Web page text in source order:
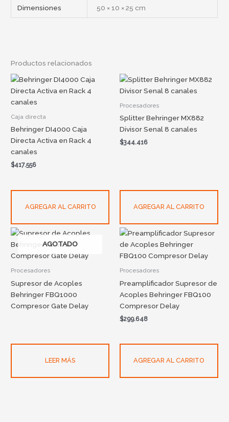
Dimensiones 50 × 10 × 25 cm
Productos relacionados
Caja directa
Behringer DI4000 Caja
Directa Activa en Rack 4
canales
$417.556
AGREGAR AL CARRITO
Procesadores
Splitter Behringer MX882
Divisor Senal 8 canales
$344.416
AGREGAR AL CARRITO
AGOTADO
Procesadores
Supresor de Acoples
Behringer FBQ1000
Compresor Gate Delay
LEER MÁS
Procesadores
Preamplificador Supresor de
Acoples Behringer FBQ100
Compresor Delay
$299.648
AGREGAR AL CARRITO